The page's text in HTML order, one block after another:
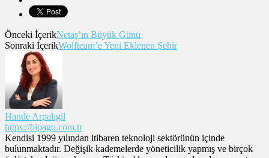
Önceki İçerikNetaş’ın Büyük Günü
Sonraki İçerikWolfteam’e Yeni Eklenen Şehir
Hande Arpalıgil
https://bipago.com.tr
Kendisi 1999 yılından itibaren teknoloji sektörünün içinde
bulunmaktadır. Değişik kademelerde yöneticilik yapmış ve birçok